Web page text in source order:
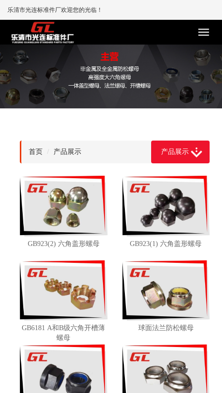
乐清市光连标准件厂欢迎您的光临！
产品展示
首页 产品展示
GB923(2) 六角盖形螺母 GB923(1) 六角盖形螺母
GB6181 A和B级六角开槽薄
螺母
球面法兰防松螺母